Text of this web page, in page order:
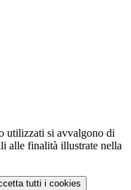
utilizzati si avvalgono di
alle finalità illustrate nella
tutti i cookies